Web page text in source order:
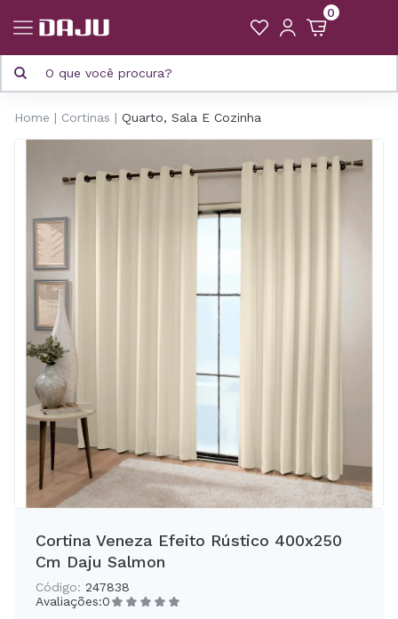
0
Home Cortinas Quarto, Sala E Cozinha
Cortina Veneza Efeito Rústico 400x250
Cm Daju Salmon
Código: 247838
Avaliações:0